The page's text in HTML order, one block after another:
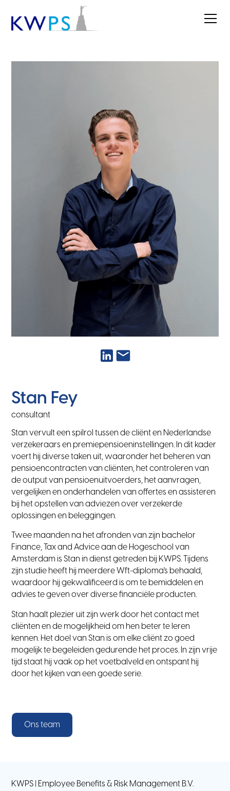
Stan Fey
consultant
Stan vervult een spilrol tussen de cliënt en Nederlandse
verzekeraars en premiepensioeninstellingen. In dit kader
voert hij diverse taken uit, waaronder het beheren van
pensioencontracten van cliënten, het controleren van
de output van pensioenuitvoerders, het aanvragen,
vergelijken en onderhandelen van offertes en assisteren
bij het opstellen van adviezen over verzekerde
oplossingen en beleggingen.
Twee maanden na het afronden van zijn bachelor
Finance, Tax and Advice aan de Hogeschool van
Amsterdam is Stan in dienst getreden bij KWPS. Tijdens
zijn studie heeft hij meerdere Wft-diploma's behaald,
waardoor hij gekwalificeerd is om te bemiddelen en
advies te geven over diverse financiële producten.
Stan haalt plezier uit zijn werk door het contact met
cliënten en de mogelijkheid om hen beter te leren
kennen. Het doel van Stan is om elke cliënt zo goed
mogelijk te begeleiden gedurende het proces. In zijn vrije
tijd staat hij vaak op het voetbalveld en ontspant hij
door het kijken van een goede serie.
Ons team
KWPS | Employee Benefits & Risk Management B.V.